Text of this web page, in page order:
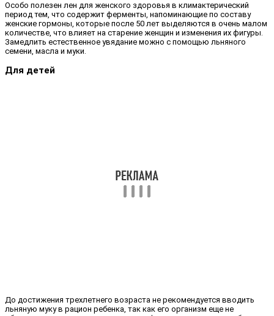
Особо полезен лен для женского здоровья в климактерический
период тем, что содержит ферменты, напоминающие по составу
женские гормоны, которые после 50 лет выделяются в очень малом
количестве, что влияет на старение женщин и изменения их фигуры.
Замедлить естественное увядание можно с помощью льняного
семени, масла и муки.
Для детей
До достижения трехлетнего возраста не рекомендуется вводить
льняную муку в рацион ребенка, так как его организм еще не